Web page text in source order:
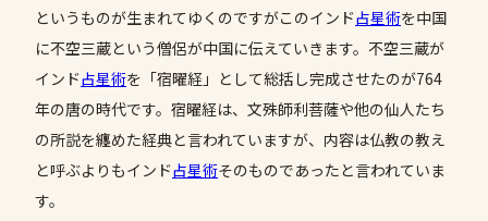
というものが生まれてゆくのですがこのインド占星術を中国
に不空三蔵という僧侶が中国に伝えていきます。不空三蔵が
インド占星術を「宿曜経」として総括し完成させたのが764
年の唐の時代です。宿曜経は、文殊師利菩薩や他の仙人たち
の所説を纏めた経典と言われていますが、内容は仏教の教え
と呼ぶよりもインド占星術そのものであったと言われていま
す。